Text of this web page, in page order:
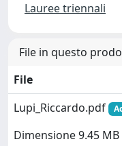
Lauree triennali
File in questo
File
Lupi_Riccardo.pdf
Dimensione 9.45 MB